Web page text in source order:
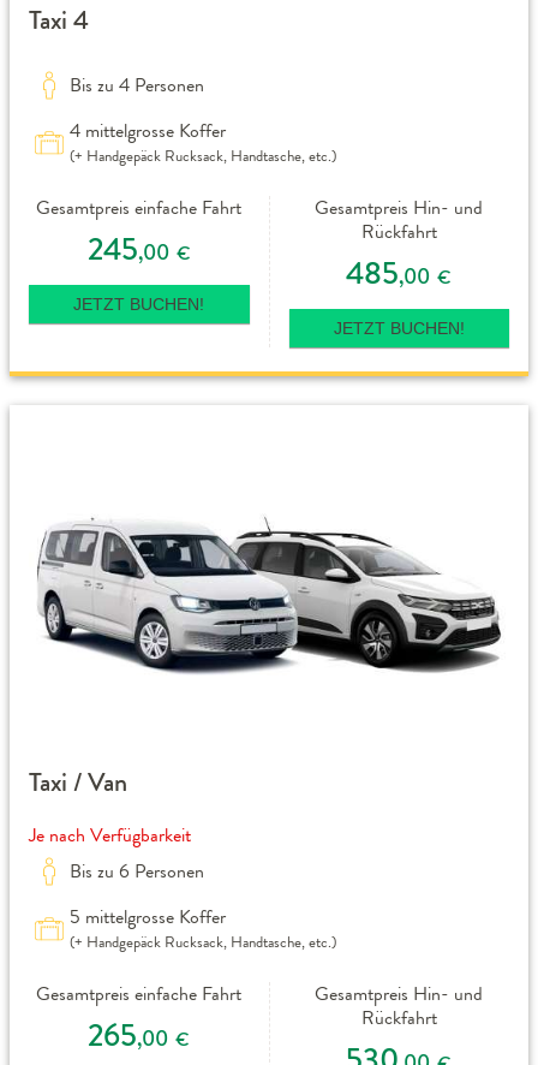
Taxi 4
Bis zu 4 Personen
4 mittelgrosse Koffer
(+ Handgepäck Rucksack, Handtasche, etc.)
Gesamtpreis einfache Fahrt
245,00 €
JETZT BUCHEN!
Gesamtpreis Hin- und
Rückfahrt
485,00 €
JETZT BUCHEN!
Taxi / Van
Je nach Verfügbarkeit
Bis zu 6 Personen
5 mittelgrosse Koffer
(+ Handgepäck Rucksack, Handtasche, etc.)
Gesamtpreis einfache Fahrt
265,00 €
Gesamtpreis Hin- und
Rückfahrt